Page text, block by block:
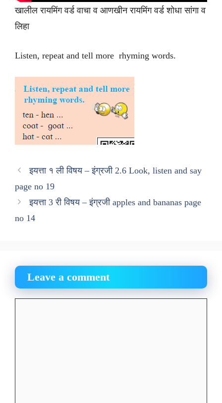
खालील रायमिंग वर्ड वाचा व आणखीन रायमिंग वर्ड शोधा सांगा व
लिहा
Listen, repeat and tell more rhyming words.
इयत्ता १ ली विषय – इंग्रजी 2.6 Look, listen and say
page no 19
इयत्ता 3 री विषय – इंग्रजी apples and bananas page
no 14
Leave a comment